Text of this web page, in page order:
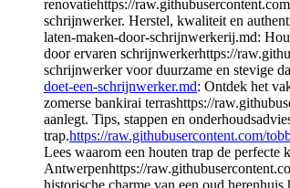
renovatiehttps://
schrijnwerker. Herstel, kwaliteit en
laten-maken-door-schrijnwerkerij.md:
door ervaren schrijnwerkerhttps://
schrijnwerker voor duurzame en stevige
doet-een-schrijnwerker.md: Ontdek het
zomerse bankirai terrashttps://
aanlegt. Tips, stappen en
trap.https://raw.githubusercontent.com/
Lees waarom een houten trap de
Antwerpenhttps://
historische charme van een oud